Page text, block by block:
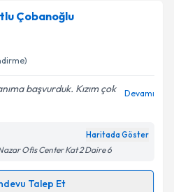
Çobanoğlu
başvurduk. Kızım çok
Devamı
Haritada Göster
Ofis Center Kat 2 Daire 6
Talep Et